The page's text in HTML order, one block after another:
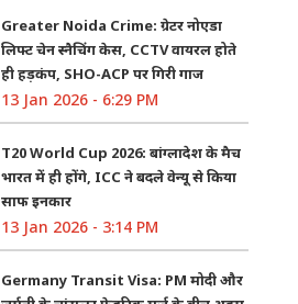
Greater Noida Crime: ग्रेटर नोएडा
लिफ्ट चेन स्नैचिंग केस, CCTV वायरल होते
ही हड़कंप, SHO-ACP पर गिरी गाज
13 Jan 2026 - 6:29 PM
T20 World Cup 2026: बांग्लादेश के मैच
भारत में ही होंगे, ICC ने बदले वेन्यू से किया
साफ इनकार
13 Jan 2026 - 3:14 PM
Germany Transit Visa: PM मोदी और